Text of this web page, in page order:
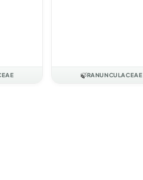
🍃RANUNCULACEAE